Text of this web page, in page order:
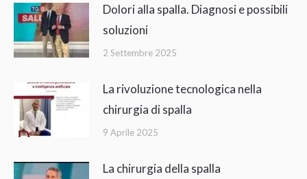
Dolori alla spalla. Diagnosi e possibili
soluzioni
2 Settembre 2025
La rivoluzione tecnologica nella
chirurgia di spalla
9 Aprile 2025
La chirurgia della spalla